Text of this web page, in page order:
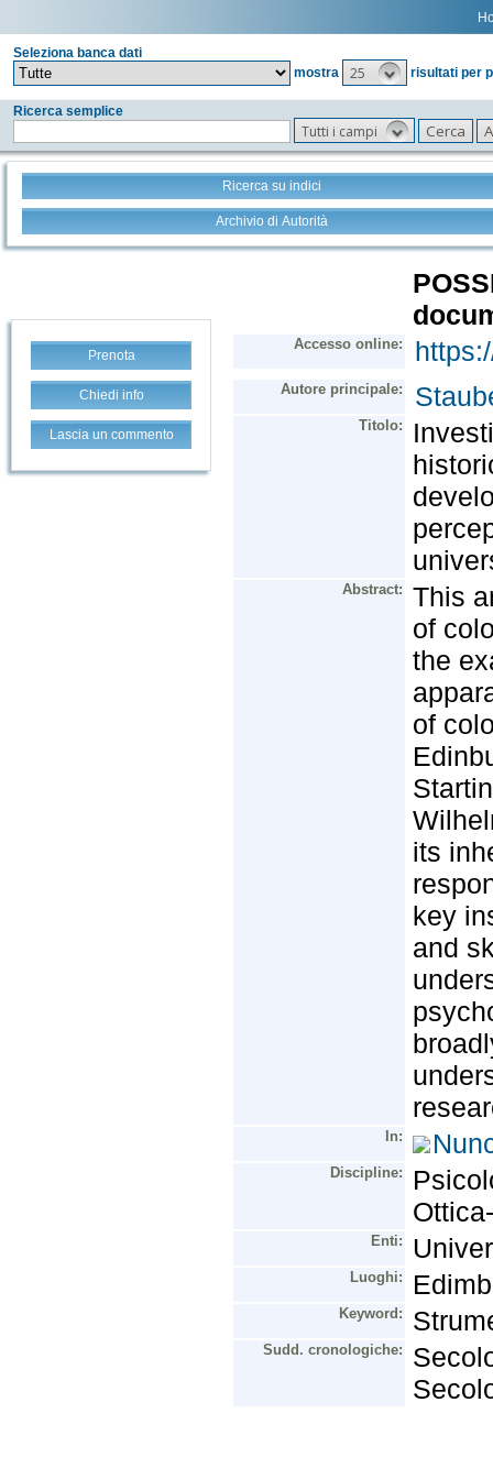
Seleziona banca dati
mostra
25 risultati per
Ricerca semplice
Tutti i campi
Ricerca su indici
Archivio di Autorità
Prenota
Chiedi info
Lascia un commento